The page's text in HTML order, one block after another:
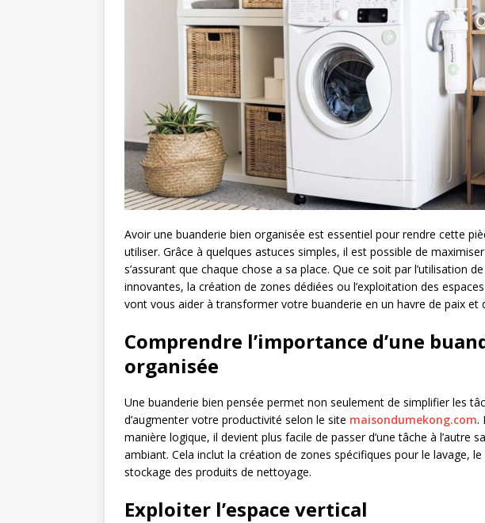
Avoir une buanderie bien organisée est essentiel pour rendre cette
utiliser. Grâce à quelques astuces simples, il est possible de
s’assurant que chaque chose a sa place. Que ce soit par l’utilisation
innovantes, la création de zones dédiées ou l’exploitation des
vont vous aider à transformer votre buanderie en un havre de paix et
Comprendre l’importance d’une
organisée
Une buanderie bien pensée permet non seulement de simplifier les
d’augmenter votre productivité selon le site maisondumekong.com.
manière logique, il devient plus facile de passer d’une tâche à l’autre
ambiant. Cela inclut la création de zones spécifiques pour le lavage,
stockage des produits de nettoyage.
Exploiter l’espace vertical